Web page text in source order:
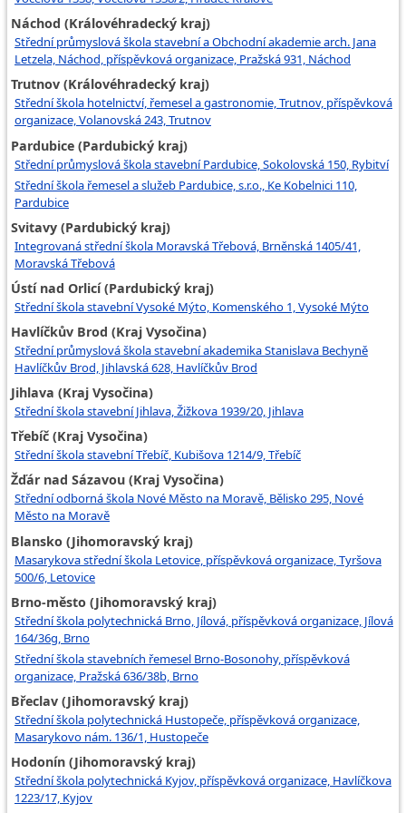
Náchod (Královéhradecký kraj)
Střední průmyslová škola stavební a Obchodní akademie arch. Jana
Letzela, Náchod, příspěvková organizace, Pražská 931, Náchod
Trutnov (Královéhradecký kraj)
Střední škola hotelnictví, řemesel a gastronomie, Trutnov, příspěvková
organizace, Volanovská 243, Trutnov
Pardubice (Pardubický kraj)
Střední průmyslová škola stavební Pardubice, Sokolovská 150, Rybitví
Střední škola řemesel a služeb Pardubice, s.r.o., Ke Kobelnici 110,
Pardubice
Svitavy (Pardubický kraj)
Integrovaná střední škola Moravská Třebová, Brněnská 1405/41,
Moravská Třebová
Ústí nad Orlicí (Pardubický kraj)
Střední škola stavební Vysoké Mýto, Komenského 1, Vysoké Mýto
Havlíčkův Brod (Kraj Vysočina)
Střední průmyslová škola stavební akademika Stanislava Bechyně
Havlíčkův Brod, Jihlavská 628, Havlíčkův Brod
Jihlava (Kraj Vysočina)
Střední škola stavební Jihlava, Žižkova 1939/20, Jihlava
Třebíč (Kraj Vysočina)
Střední škola stavební Třebíč, Kubišova 1214/9, Třebíč
Žďár nad Sázavou (Kraj Vysočina)
Střední odborná škola Nové Město na Moravě, Bělisko 295, Nové
Město na Moravě
Blansko (Jihomoravský kraj)
Masarykova střední škola Letovice, příspěvková organizace, Tyršova
500/6, Letovice
Brno-město (Jihomoravský kraj)
Střední škola polytechnická Brno, Jílová, příspěvková organizace, Jílová
164/36g, Brno
Střední škola stavebních řemesel Brno-Bosonohy, příspěvková
organizace, Pražská 636/38b, Brno
Břeclav (Jihomoravský kraj)
Střední škola polytechnická Hustopeče, příspěvková organizace,
Masarykovo nám. 136/1, Hustopeče
Hodonín (Jihomoravský kraj)
Střední škola polytechnická Kyjov, příspěvková organizace, Havlíčkova
1223/17, Kyjov